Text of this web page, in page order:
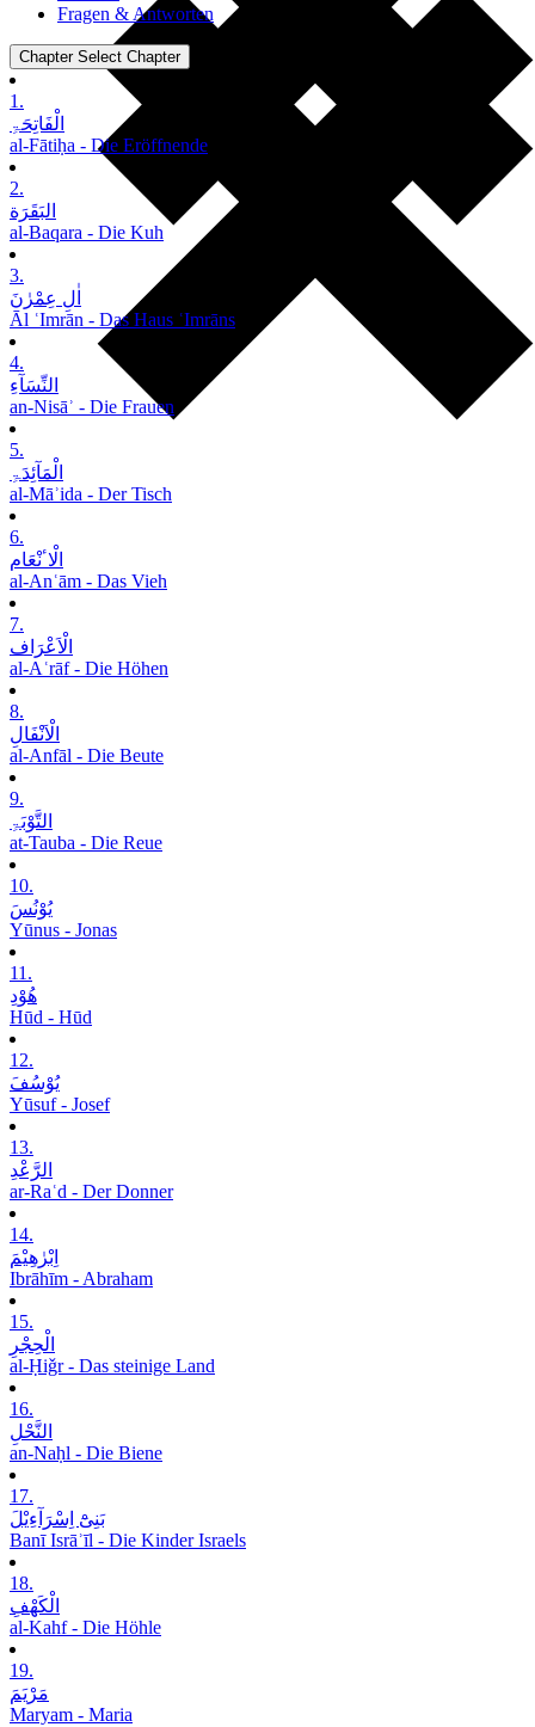
Fragen & Antworten
Chapter Select Chapter
1.
الْفَاتِحَۃِ
al-Fātiḥa - Die Eröffnende
2.
البَقَرَة
al-Baqara - Die Kuh
3.
اٰلِ عِمْرٰنَ
Āl ʿImrān - Das Haus ʿImrāns
4.
النِّسَآءِ
an-Nisāʾ - Die Frauen
5.
الْمَآئِدَۃِ
al-Māʾida - Der Tisch
6.
الْاٴنْعَام
al-Anʿām - Das Vieh
7.
الْاَعْرَاف
al-Aʿrāf - Die Höhen
8.
الْاَنْفَالِ
al-Anfāl - Die Beute
9.
التَّوْبَۃِ
at-Tauba - Die Reue
10.
یُوْنُسَ
Yūnus - Jonas
11.
ھُوْدِ
Hūd - Hūd
12.
یُوْسُفَ
Yūsuf - Josef
13.
الرَّعْدِ
ar-Raʿd - Der Donner
14.
اِبْرٰھِیْمَ
Ibrāhīm - Abraham
15.
الْحِجْرِ
al-Ḥiǧr - Das steinige Land
16.
النَّحْلِ
an-Naḥl - Die Biene
17.
بَنِیْٓ اِسْرَآءِیْلَ
Banī Isrāʾīl - Die Kinder Israels
18.
الْکَھْفِ
al-Kahf - Die Höhle
19.
مَرْیَمَ
Maryam - Maria